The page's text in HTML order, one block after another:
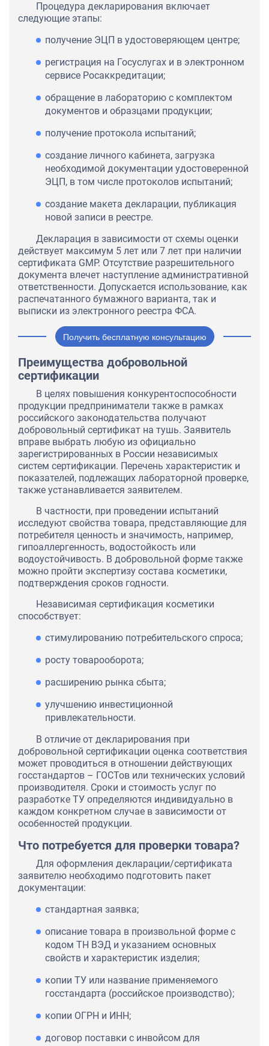
Процедура декларирования включает
следующие этапы:
получение ЭЦП в удостоверяющем центре;
регистрация на Госуслугах и в электронном
сервисе Росаккредитации;
обращение в лабораторию с комплектом
документов и образцами продукции;
получение протокола испытаний;
создание личного кабинета, загрузка
необходимой документации удостоверенной
ЭЦП, в том числе протоколов испытаний;
создание макета декларации, публикация
новой записи в реестре.
Декларация в зависимости от схемы оценки
действует максимум 5 лет или 7 лет при наличии
сертификата GMP. Отсутствие разрешительного
документа влечет наступление административной
ответственности. Допускается использование, как
распечатанного бумажного варианта, так и
выписки из электронного реестра ФСА.
Получить бесплатную консультацию
Преимущества добровольной
сертификации
В целях повышения конкурентоспособности
продукции предприниматели также в рамках
российского законодательства получают
добровольный сертификат на тушь. Заявитель
вправе выбрать любую из официально
зарегистрированных в России независимых
систем сертификации. Перечень характеристик и
показателей, подлежащих лабораторной проверке,
также устанавливается заявителем.
В частности, при проведении испытаний
исследуют свойства товара, представляющие для
потребителя ценность и значимость, например,
гипоаллергенность, водостойкость или
водоустойчивость. В добровольной форме также
можно пройти экспертизу состава косметики,
подтверждения сроков годности.
Независимая сертификация косметики
способствует:
стимулированию потребительского спроса;
росту товарооборота;
расширению рынка сбыта;
улучшению инвестиционной
привлекательности.
В отличие от декларирования при
добровольной сертификации оценка соответствия
может проводиться в отношении действующих
госстандартов – ГОСТов или технических условий
производителя. Сроки и стоимость услуг по
разработке ТУ определяются индивидуально в
каждом конкретном случае в зависимости от
особенностей продукции.
Что потребуется для проверки товара?
Для оформления декларации/сертификата
заявителю необходимо подготовить пакет
документации:
стандартная заявка;
описание товара в произвольной форме с
кодом ТН ВЭД и указанием основных
свойств и характеристик изделия;
копии ТУ или название применяемого
госстандарта (российское производство);
копии ОГРН и ИНН;
договор поставки с инвойсом для